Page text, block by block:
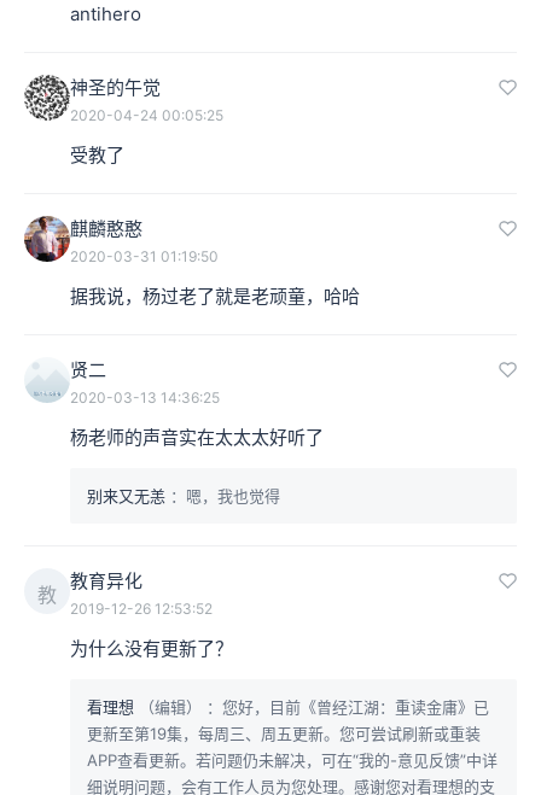
antihero
神圣的午觉
2020-04-24 00:05:25
受教了
麒麟憨憨
2020-03-31 01:19:50
据我说，杨过老了就是老顽童，哈哈
贤二
2020-03-13 14:36:25
杨老师的声音实在太太太好听了
别来又无恙 ：嗯，我也觉得
教
教育异化
2019-12-26 12:53:52
为什么没有更新了？
看理想 （编辑）
：您好，目前《曾经江湖：重读金庸》已
更新至第19集，每周三、周五更新。您可尝试刷新或重装
APP查看更新。若问题仍未解决，可在“我的-意见反馈”中详
细说明问题，会有工作人员为您处理。感谢您对看理想的支